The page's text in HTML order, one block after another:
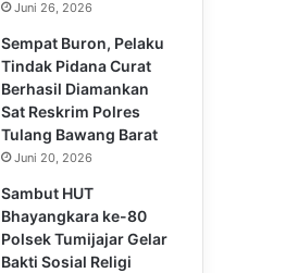
Juni 26, 2026
Sempat Buron, Pelaku
Tindak Pidana Curat
Berhasil Diamankan
Sat Reskrim Polres
Tulang Bawang Barat
Juni 20, 2026
Sambut HUT
Bhayangkara ke-80
Polsek Tumijajar Gelar
Bakti Sosial Religi